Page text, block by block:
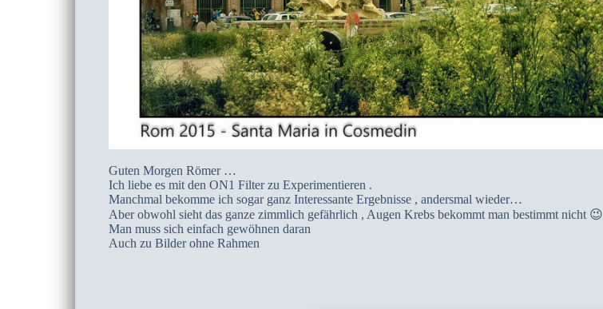
Guten Morgen Römer …
Ich liebe es mit den ON1 Filter zu Experimentieren .
Manchmal bekomme ich sogar ganz Interessante Ergebnisse , andersmal wieder…
Aber obwohl sieht das ganze zimmlich gefährlich , Augen Krebs bekommt man bestimmt nicht 😉
Man muss sich einfach gewöhnen daran
Auch zu Bilder ohne Rahmen